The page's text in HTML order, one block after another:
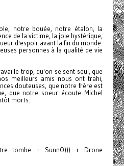
notre bouée, notre étalon, la
de la victime, la joie hystérique,
d'espoir avant la fin du monde.
personnes à la qualité de vie
trop, qu'on se sent seul, que
meilleurs amis nous ont trahi,
douteuses, que notre frère est
que notre soeur écoute Michel
morts.
tombe + SunnO))) + Drone